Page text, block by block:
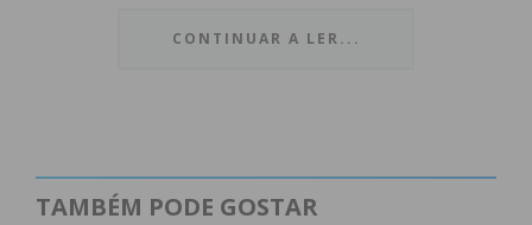
reuniu em assembleia de militantes e
os desafios para este mandato já com nova
CONTINUAR A LER...
TAMBÉM PODE GOSTAR